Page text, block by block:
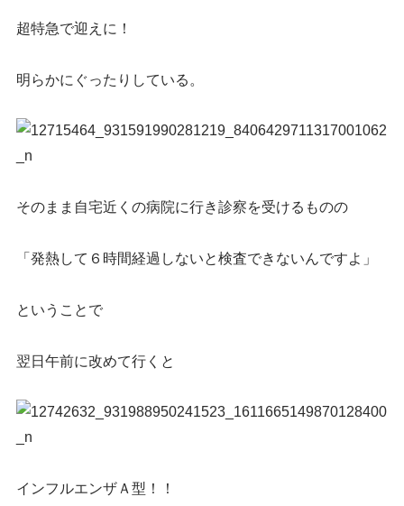
超特急で迎えに！
明らかにぐったりしている。
そのまま自宅近くの病院に行き診察を受けるものの
「発熱して６時間経過しないと検査できないんですよ」
ということで
翌日午前に改めて行くと
インフルエンザＡ型！！